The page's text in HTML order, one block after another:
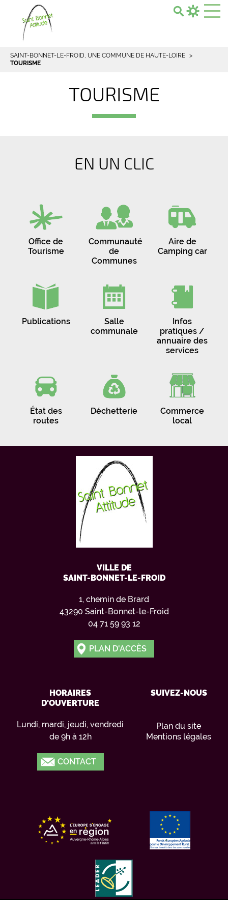
SAINT-BONNET-LE-FROID, UNE COMMUNE DE HAUTE-LOIRE
TOURISME
TOURISME
EN UN CLIC
Office de
Tourisme
Communauté
de
Communes
Aire de
Camping car
Publications
Salle
communale
Infos
pratiques /
annuaire des
services
État des
routes
Déchetterie
Commerce
local
VILLE DE
SAINT-BONNET-LE-FROID
1, chemin de Brard
43290 Saint-Bonnet-le-Froid
04 71 59 93 12
PLAN D'ACCÈS
HORAIRES
D'OUVERTURE
Lundi, mardi, jeudi, vendredi
de 9h à 12h
CONTACT
SUIVEZ-NOUS
Plan du site
Mentions légales